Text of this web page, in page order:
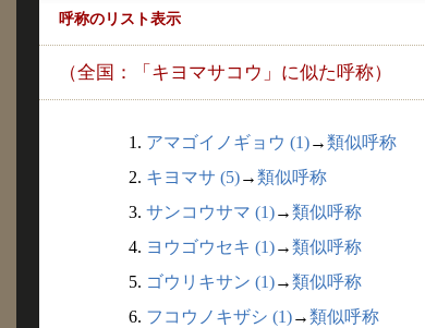
呼称のリスト表示
（全国：「キヨマサコウ」に似た呼称）
1. アマゴイノギョウ (1)→類似呼称
2. キヨマサ (5)→類似呼称
3. サンコウサマ (1)→類似呼称
4. ヨウゴウセキ (1)→類似呼称
5. ゴウリキサン (1)→類似呼称
6. フコウノキザシ (1)→類似呼称